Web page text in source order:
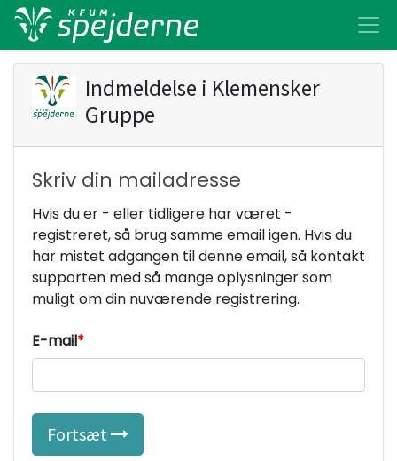
Indmeldelse i Klemensker
Gruppe
Skriv din mailadresse
Hvis du er - eller tidligere har været -
registreret, så brug samme email igen. Hvis du
har mistet adgangen til denne email, så kontakt
supporten med så mange oplysninger som
muligt om din nuværende registrering.
E-mail
Fortsæt